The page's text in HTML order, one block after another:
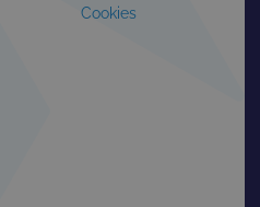
Cookies